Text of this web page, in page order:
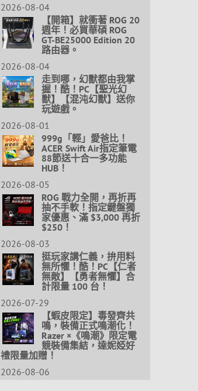
2026-08-04
【開箱】就衝著 ROG 20
週年！必買華碩 ROG
GT-BE25000 Edition 20
路由器。
2026-08-04
走到哪，幻獸都由我掌
握！酷！PC【聖光幻
獸】【混沌幻獸】送你
玩遊戲。
2026-08-01
999g「輕」愛爸比！
ACER Swift Air指定筆電
88節送十合一多功能
HUB！
2026-08-05
ROG 戰力全開，再折再
抽不手軟！指定鍵盤獨
家優惠、滿 $3,000 再折
$250！
2026-08-03
挺玩家講仁義，拚用料
無所懼！酷！PC【仁者
無敵】【勇者無懼】合
計限量 100 台！
2026-07-29
【蝦皮限定】毒發齊共
鳴，裝備正式鳴潮化！
Razer ×《鳴潮》限定電
競裝備集結，達妮婭好
禮限量加贈！
2026-08-06